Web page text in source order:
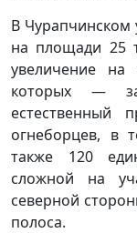
В Чурапчинском
на площади 25
увеличение на
которых —
естественный
огнеборцев, в
также 120
сложной на
северной
полоса.